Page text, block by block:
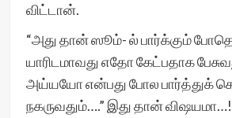
விட்டான்.
“அது தான் ஸூம்- ல் பார்க்கும்
யாரிடமாவது எதோ கேட்பதாக
அய்யயோ என்பது போல பார்த்துக்
நகருவதும்….” இது தான்